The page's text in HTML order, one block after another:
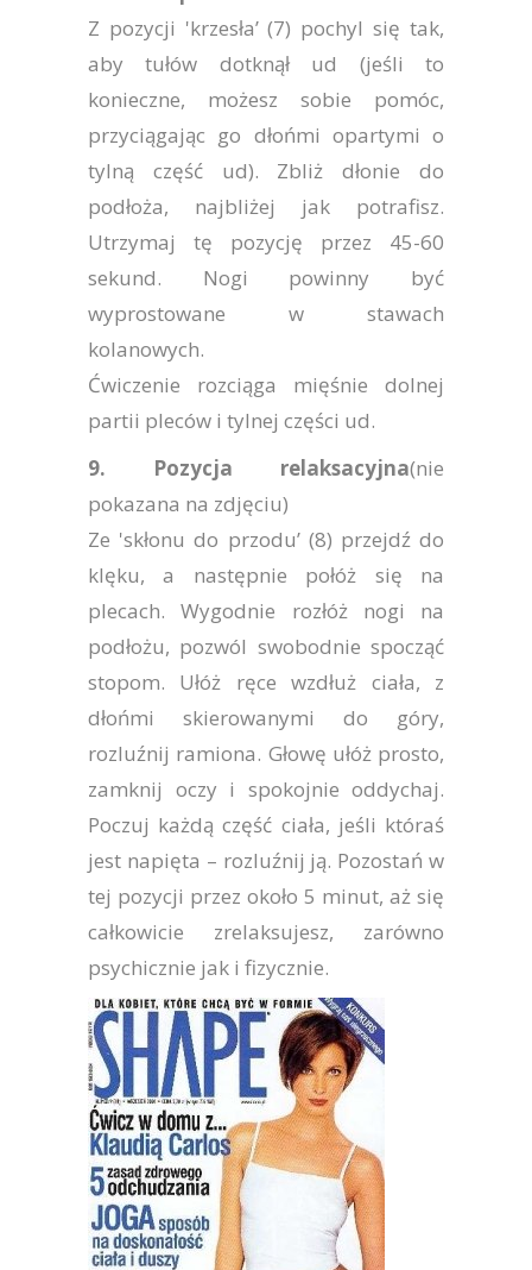
Z pozycji 'krzesła’ (7) pochyl się tak,
aby tułów dotknął ud (jeśli to
konieczne, możesz sobie pomóc,
przyciągając go dłońmi opartymi o
tylną część ud). Zbliż dłonie do
podłoża, najbliżej jak potrafisz.
Utrzymaj tę pozycję przez 45-60
sekund. Nogi powinny być
wyprostowane w stawach
kolanowych.
Ćwiczenie rozciąga mięśnie dolnej
partii pleców i tylnej części ud.
9. Pozycja relaksacyjna(nie
pokazana na zdjęciu)
Ze 'skłonu do przodu’ (8) przejdź do
klęku, a następnie połóż się na
plecach. Wygodnie rozłóż nogi na
podłożu, pozwól swobodnie spocząć
stopom. Ułóż ręce wzdłuż ciała, z
dłońmi skierowanymi do góry,
rozluźnij ramiona. Głowę ułóż prosto,
zamknij oczy i spokojnie oddychaj.
Poczuj każdą część ciała, jeśli któraś
jest napięta – rozluźnij ją. Pozostań w
tej pozycji przez około 5 minut, aż się
całkowicie zrelaksujesz, zarówno
psychicznie jak i fizycznie.